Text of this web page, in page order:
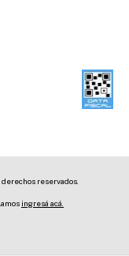
reservados.
ingresá acá.